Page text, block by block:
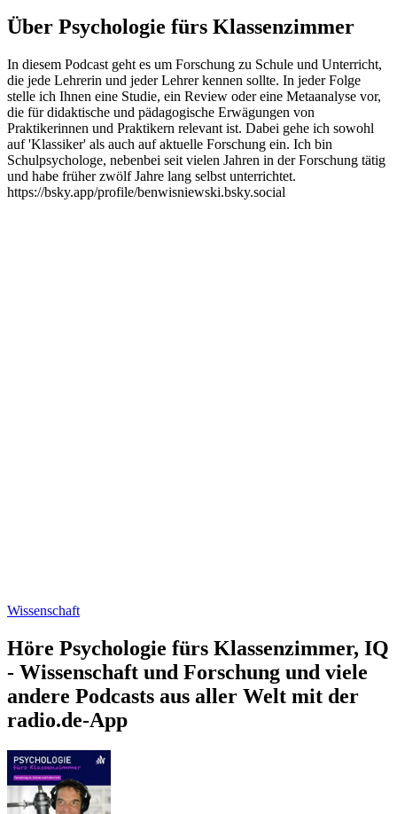
Über Psychologie fürs Klassenzimmer
In diesem Podcast geht es um Forschung zu Schule und Unterricht,
die jede Lehrerin und jeder Lehrer kennen sollte. In jeder Folge
stelle ich Ihnen eine Studie, ein Review oder eine Metaanalyse vor,
die für didaktische und pädagogische Erwägungen von
Praktikerinnen und Praktikern relevant ist. Dabei gehe ich sowohl
auf 'Klassiker' als auch auf aktuelle Forschung ein. Ich bin
Schulpsychologe, nebenbei seit vielen Jahren in der Forschung tätig
und habe früher zwölf Jahre lang selbst unterrichtet.
https://bsky.app/profile/benwisniewski.bsky.social
Wissenschaft
Höre Psychologie fürs Klassenzimmer, IQ
- Wissenschaft und Forschung und viele
andere Podcasts aus aller Welt mit der
radio.de-App